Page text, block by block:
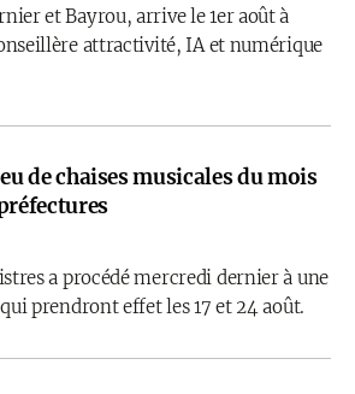
et Bayrou, arrive le 1er août à
attractivité, IA et numérique
de chaises musicales du mois
a procédé mercredi dernier à une
prendront effet les 17 et 24 août.